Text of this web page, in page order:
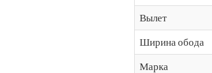
Вылет
Ширина обода
Марка